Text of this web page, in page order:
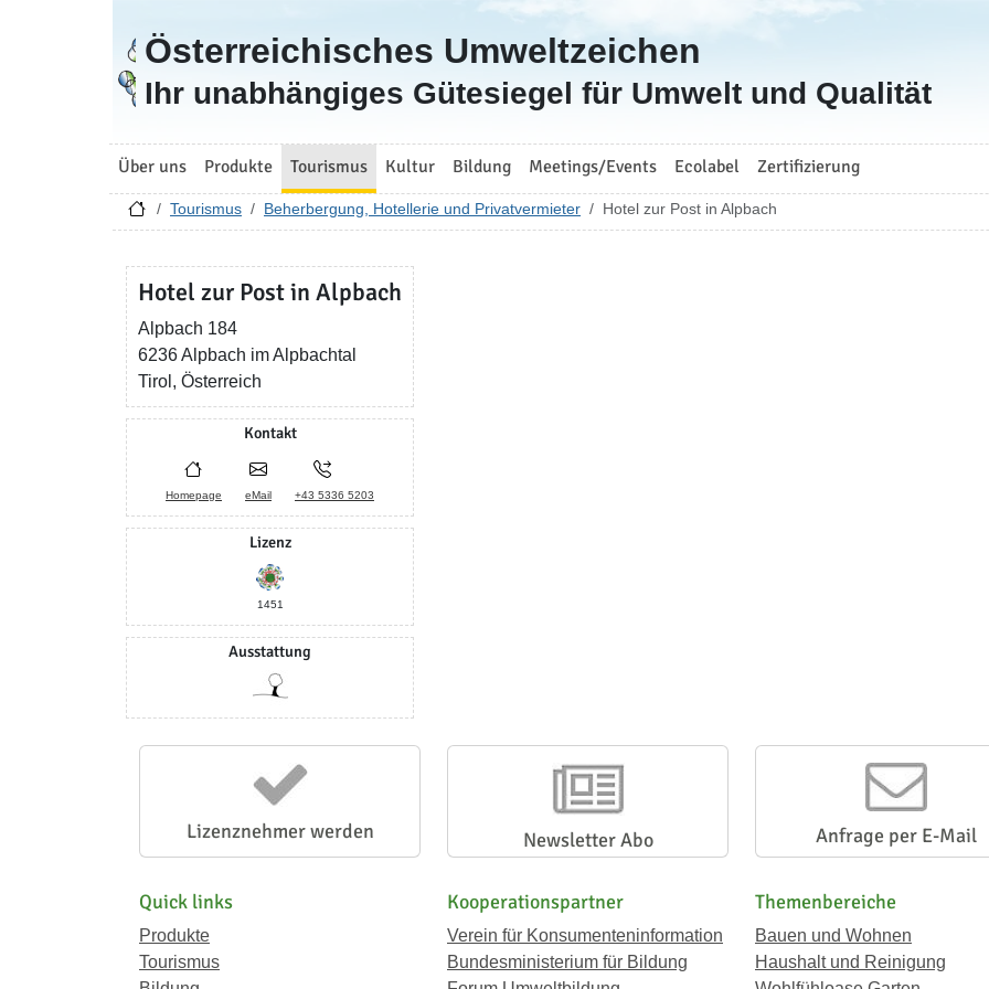
Zur Startseite
Österreichisches Umweltzeichen
Ihr unabhängiges Gütesiegel für Umwelt und Qualität
Über uns Produkte Tourismus Kultur Bildung Meetings/Events Ecolabel Zertifizierung
Tourismus Beherbergung, Hotellerie und Privatvermieter Hotel zur Post in Alpbach
Hotel zur Post in Alpbach
Alpbach 184
6236 Alpbach im Alpbachtal
Tirol, Österreich
Kontakt
Homepage eMail +43 5336 5203
Lizenz
1451
Ausstattung
Lizenznehmer werden Newsletter Abo Anfrage per E-Mail
Quick links
Produkte
Tourismus
Kooperationspartner
Verein für Konsumenteninformation
Bundesministerium für Bildung
Themenbereiche
Bauen und Wohnen
Haushalt und Reinigung